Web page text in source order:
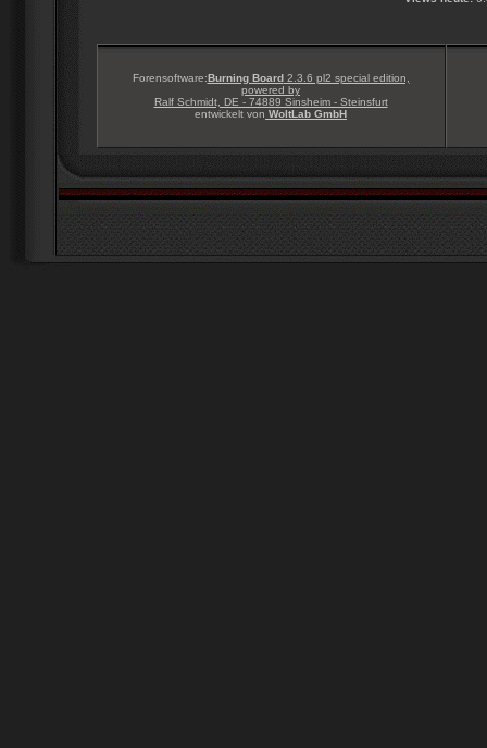
Forensoftware:Burning Board2.3.6 pl2 special edition,
powered by
Ralf Schmidt, DE - 74889 Sinsheim - Steinsfurt
entwickelt von WoltLab GmbH